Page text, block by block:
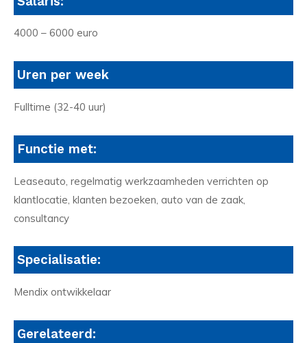
4000 – 6000 euro
Uren per week
Fulltime (32-40 uur)
Functie met:
Leaseauto, regelmatig werkzaamheden verrichten op
klantlocatie, klanten bezoeken, auto van de zaak,
consultancy
Specialisatie:
Mendix ontwikkelaar
Gerelateerd: